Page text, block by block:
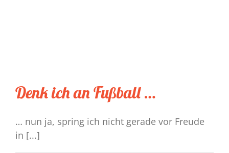
Denk ich an Fußball …
… nun ja, spring ich nicht gerade vor Freude
in [...]